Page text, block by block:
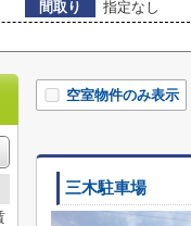
間取り
指定なし
空室物件のみ表示
三木駐車場